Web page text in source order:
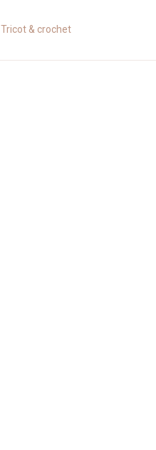
Tricot & crochet